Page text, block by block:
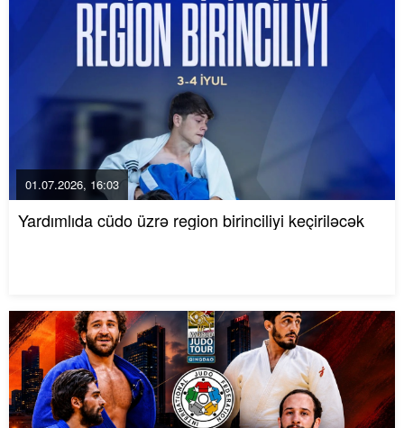
01.07.2026, 16:03
Yardımlıda cüdo üzrə region birinciliyi keçiriləcək